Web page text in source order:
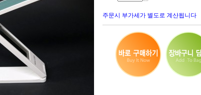
주문시 부가세가 별도로 계산됩니다